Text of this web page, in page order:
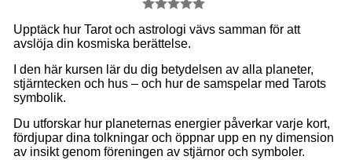
Upptäck hur Tarot och astrologi vävs samman för att
avslöja din kosmiska berättelse.
I den här kursen lär du dig betydelsen av alla planeter,
stjärntecken och hus – och hur de samspelar med Tarots
symbolik.
Du utforskar hur planeternas energier påverkar varje kort,
fördjupar dina tolkningar och öppnar upp en ny dimension
av insikt genom föreningen av stjärnor och symboler.